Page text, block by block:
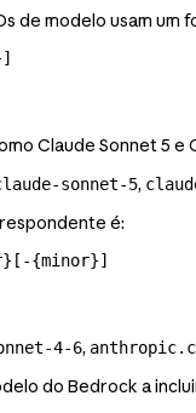
de modelo usam um
Claude Sonnet 5 e
sonnet-5,
é:
{minor}]
4-6,
do Bedrock a